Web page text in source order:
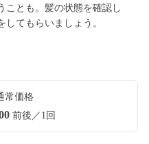
ことも。髪の状態を確認し
てもらいましょう。
常価格
前後／1回